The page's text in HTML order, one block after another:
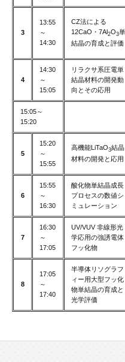
3
13:55
～
14:30
CZ法による
12CaO・7Al2O3単
結晶の育成と評価
4
14:30
～
15:05
リラクサ系圧電単
結晶材料の開発動
向とその応用
15:05～
15:20
5
15:20
～
15:55
高機能LiTaO3結晶
材料の開発と応用
6
15:55
～
16:30
酸化物単結晶成長
プロセスの数値シ
ミュレーション
7
16:30
～
17:05
UV/VUV 非線形光
学応用の強誘電体
フッ化物
8
17:05
～
17:40
半導体リソグラフ
ィー用大型フッ化
物単結晶の育成と
光学評価